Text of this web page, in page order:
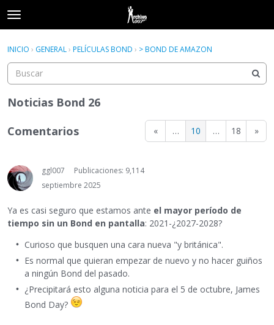
t
o
g
e
m
e
u
Acceder Registrarse
Acceder Registrarse
INICIO › GENERAL› PELÍCULAS BOND › > BOND DE AMAZON
Noticias Bond 26
« … 10 … 18 »
Comentarios
ggl007
Publicaciones: 9,114
septiembre 2025
Ya es casi seguro que estamos ante el mayor período de
tiempo sin un Bond en pantalla: 2021-¿2027-2028?
Curioso que busquen una cara nueva "y británica".
Es normal que quieran empezar de nuevo y no hacer guiños
a ningún Bond del pasado.
¿Precipitará esto alguna noticia para el 5 de octubre, James
Bond Day?